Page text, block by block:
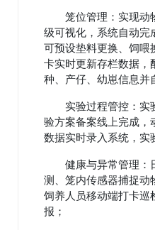
笼位管理：实现动
级可视化，系统自动完
可预设垫料更换、饲
卡实时更新存栏数据
种、产仔、幼崽信息并
实验过程管控：实
验方案备案线上完成
数据实时录入系统，实
健康与异常管理：
测、笼内传感器捕捉动
饲养人员移动端打卡
报；